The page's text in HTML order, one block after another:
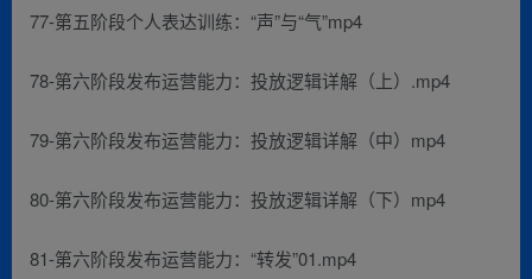
77-第五阶段个人表达训练：“声”与“气”mp4
78-第六阶段发布运营能力：投放逻辑详解（上）.mp4
79-第六阶段发布运营能力：投放逻辑详解（中）mp4
80-第六阶段发布运营能力：投放逻辑详解（下）mp4
81-第六阶段发布运营能力：“转发”01.mp4